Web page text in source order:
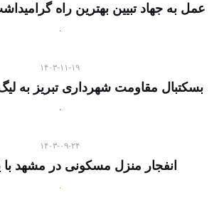
عمل به جهاد تبیین بهترین راه
۱۴۰۳-۱۱-۱۹
بسکتبال مقاومت شهرداری تبریز به
۱۴۰۳-۰۹-۲۴
انفجار منزل مسکونی در مشهد